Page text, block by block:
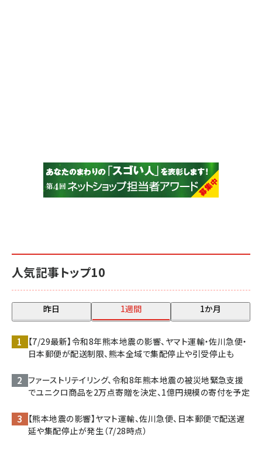
人気記事トップ10
昨日 1週間 1か月
【7/29最新】令和8年熊本地震の影響、ヤマト運輸・佐川急便・
日本郵便が配送制限、熊本全域で集配停止や引受停止も
ファーストリテイリング、令和8年熊本地震の被災地緊急支援
でユニクロ商品を2万点寄贈を決定、1億円規模の寄付を予定
【熊本地震の影響】ヤマト運輸、佐川急便、日本郵便で配送遅
延や集配停止が発生（7/28時点）